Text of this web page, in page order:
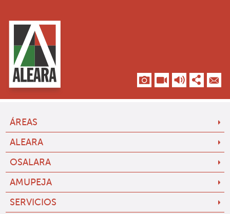
ÁREAS
ALEARA
OSALARA
AMUPEJA
SERVICIOS